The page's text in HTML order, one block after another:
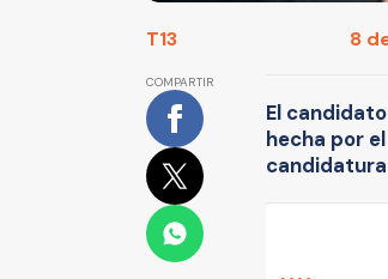
T13 8
COMPARTIR
El
hecha por